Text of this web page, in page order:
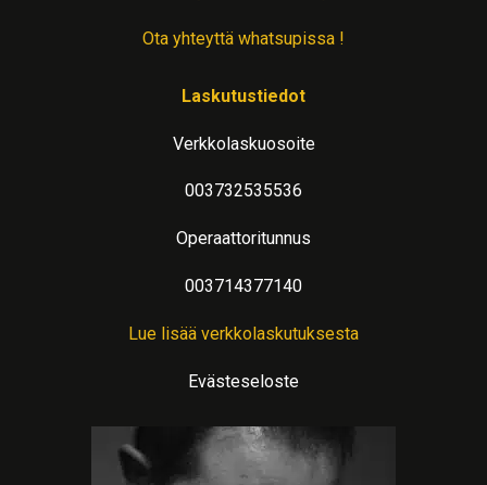
Ota yhteyttä whatsupissa !
Laskutustiedot
Verkkolaskuosoite
003732535536
Operaattoritunnus
003714377140
Lue lisää verkkolaskutuksesta
Evästeseloste